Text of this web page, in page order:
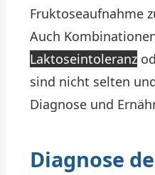
Fruktoseaufnahme
Auch
Laktoseintoleranz
sind nicht selten
Diagnose und
Diagnose